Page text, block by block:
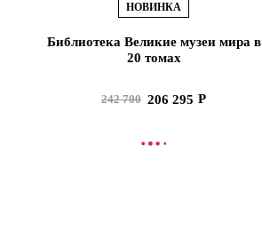
НОВИНКА
Библиотека Великие музеи мира в
20 томах
242 700 206 295
В КОРЗИНУ